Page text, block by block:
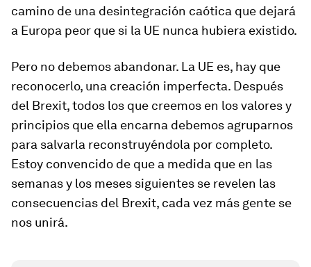
camino de una desintegración caótica que dejará
a Europa peor que si la UE nunca hubiera existido.
Pero no debemos abandonar. La UE es, hay que
reconocerlo, una creación imperfecta. Después
del Brexit, todos los que creemos en los valores y
principios que ella encarna debemos agruparnos
para salvarla reconstruyéndola por completo.
Estoy convencido de que a medida que en las
semanas y los meses siguientes se revelen las
consecuencias del Brexit, cada vez más gente se
nos unirá.